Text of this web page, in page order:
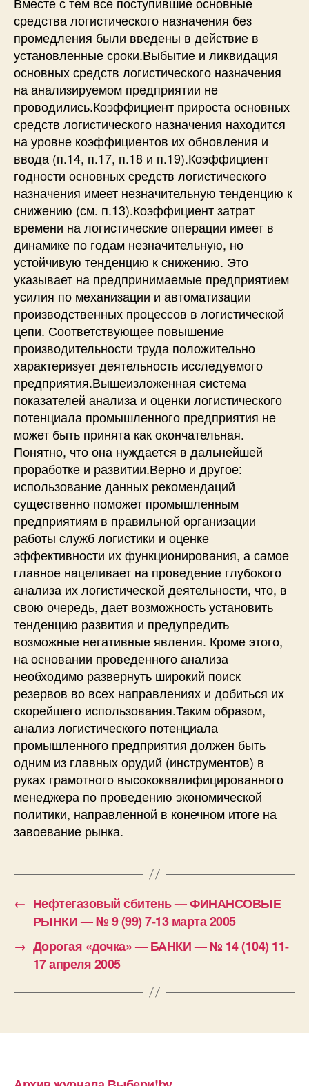
средства логистического назначения без
промедления были введены в действие в
установленные сроки.Выбытие и ликвидация
основных средств логистического назначения
на анализируемом предприятии не
проводились.Коэффициент прироста основных
средств логистического назначения находится
на уровне коэффициентов их обновления и
ввода (п.14, п.17, п.18 и п.19).Коэффициент
годности основных средств логистического
назначения имеет незначительную тенденцию к
снижению (см. п.13).Коэффициент затрат
времени на логистические операции имеет в
динамике по годам незначительную, но
устойчивую тенденцию к снижению. Это
указывает на предпринимаемые предприятием
усилия по механизации и автоматизации
производственных процессов в логистической
цепи. Соответствующее повышение
производительности труда положительно
характеризует деятельность исследуемого
предприятия.Вышеизложенная система
показателей анализа и оценки логистического
потенциала промышленного предприятия не
может быть принята как окончательная.
Понятно, что она нуждается в дальнейшей
проработке и развитии.Верно и другое:
использование данных рекомендаций
существенно поможет промышленным
предприятиям в правильной организации
работы служб логистики и оценке
эффективности их функционирования, а самое
главное нацеливает на проведение глубокого
анализа их логистической деятельности, что, в
свою очередь, дает возможность установить
тенденцию развития и предупредить
возможные негативные явления. Кроме этого,
на основании проведенного анализа
необходимо развернуть широкий поиск
резервов во всех направлениях и добиться их
скорейшего использования.Таким образом,
анализ логистического потенциала
промышленного предприятия должен быть
одним из главных орудий (инструментов) в
руках грамотного высококвалифицированного
менеджера по проведению экономической
политики, направленной в конечном итоге на
завоевание рынка.
← Нефтегазовый сбитень — ФИНАНСОВЫЕ
РЫНКИ — № 9 (99) 7-13 марта 2005
→ Дорогая «дочка» — БАНКИ — № 14 (104) 11-
17 апреля 2005